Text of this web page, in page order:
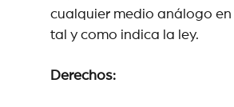
cualquier medio análogo en
tal y como indica la ley.
Derechos: